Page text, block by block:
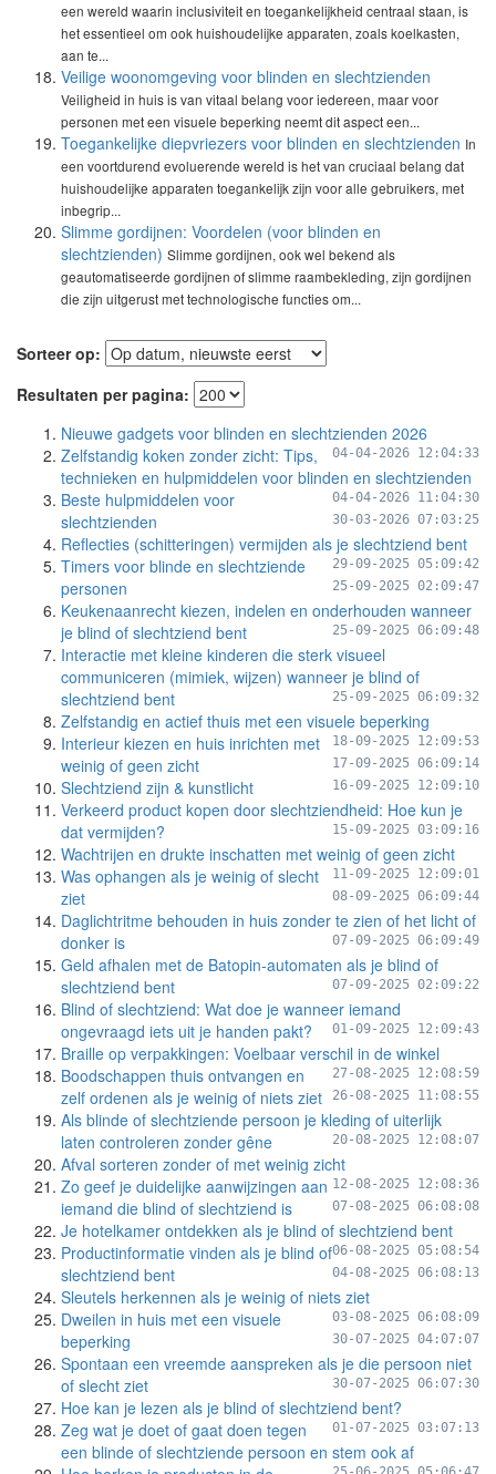
een wereld waarin inclusiviteit en toegankelijkheid centraal staan, is
het essentieel om ook huishoudelijke apparaten, zoals koelkasten,
aan te...
Veilige woonomgeving voor blinden en slechtzienden
Veiligheid in huis is van vitaal belang voor iedereen, maar voor
personen met een visuele beperking neemt dit aspect een...
Toegankelijke diepvriezers voor blinden en slechtzienden In
een voortdurend evoluerende wereld is het van cruciaal belang dat
huishoudelijke apparaten toegankelijk zijn voor alle gebruikers, met
inbegrip...
Slimme gordijnen: Voordelen (voor blinden en
slechtzienden) Slimme gordijnen, ook wel bekend als
geautomatiseerde gordijnen of slimme raambekleding, zijn gordijnen
die zijn uitgerust met technologische functies om...
Sorteer op:
Resultaten per pagina:
Nieuwe gadgets voor blinden en slechtzienden 2026
04-04-2026 12:04:33
Zelfstandig koken zonder zicht: Tips,
technieken en hulpmiddelen voor blinden en slechtzienden
04-04-2026 11:04:30
Beste hulpmiddelen voor
slechtzienden
30-03-2026 07:03:25
Reflecties (schitteringen) vermijden als je slechtziend bent
29-09-2025 05:09:42
Timers voor blinde en slechtziende
personen
25-09-2025 02:09:47
Keukenaanrecht kiezen, indelen en onderhouden wanneer
je blind of slechtziend bent
25-09-2025 06:09:48
Interactie met kleine kinderen die sterk visueel
communiceren (mimiek, wijzen) wanneer je blind of
slechtziend bent
25-09-2025 06:09:32
Zelfstandig en actief thuis met een visuele beperking
18-09-2025 12:09:53
Interieur kiezen en huis inrichten met
weinig of geen zicht
17-09-2025 06:09:14
Slechtziend zijn & kunstlicht 16-09-2025 12:09:10
Verkeerd product kopen door slechtziendheid: Hoe kun je
dat vermijden?
15-09-2025 03:09:16
Wachtrijen en drukte inschatten met weinig of geen zicht
11-09-2025 12:09:01
Was ophangen als je weinig of slecht
ziet
08-09-2025 06:09:44
Daglichtritme behouden in huis zonder te zien of het licht of
donker is
07-09-2025 06:09:49
Geld afhalen met de Batopin-automaten als je blind of
slechtziend bent
07-09-2025 02:09:22
Blind of slechtziend: Wat doe je wanneer iemand
ongevraagd iets uit je handen pakt?
01-09-2025 12:09:43
Braille op verpakkingen: Voelbaar verschil in de winkel
27-08-2025 12:08:59
Boodschappen thuis ontvangen en
zelf ordenen als je weinig of niets ziet
26-08-2025 11:08:55
Als blinde of slechtziende persoon je kleding of uiterlijk
laten controleren zonder gêne
20-08-2025 12:08:07
Afval sorteren zonder of met weinig zicht
12-08-2025 12:08:36
Zo geef je duidelijke aanwijzingen aan
iemand die blind of slechtziend is
07-08-2025 06:08:08
Je hotelkamer ontdekken als je blind of slechtziend bent
06-08-2025 05:08:54
Productinformatie vinden als je blind of
slechtziend bent
04-08-2025 06:08:13
Sleutels herkennen als je weinig of niets ziet
03-08-2025 06:08:09
Dweilen in huis met een visuele
beperking
30-07-2025 04:07:07
Spontaan een vreemde aanspreken als je die persoon niet
of slecht ziet
30-07-2025 06:07:30
Hoe kan je lezen als je blind of slechtziend bent?
01-07-2025 03:07:13
Zeg wat je doet of gaat doen tegen
een blinde of slechtziende persoon en stem ook af